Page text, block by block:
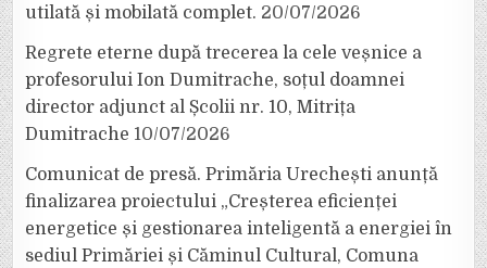
utilată și mobilată complet. 20/07/2026
Regrete eterne după trecerea la cele veșnice a
profesorului Ion Dumitrache, soțul doamnei
director adjunct al Școlii nr. 10, Mitrița
Dumitrache 10/07/2026
Comunicat de presă. Primăria Urechești anunță
finalizarea proiectului „Creșterea eficienței
energetice și gestionarea inteligentă a energiei în
sediul Primăriei și Căminul Cultural, Comuna